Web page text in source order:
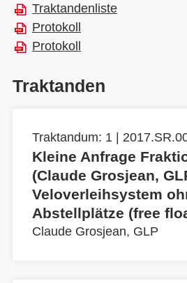
Traktandenliste
Protokoll
Protokoll
Traktanden
Traktandum: 1 |
Kleine Anfrage
(Claude Grosjean,
Veloverleihsystem
Abstellplätze (free
Claude Grosjean, GLP